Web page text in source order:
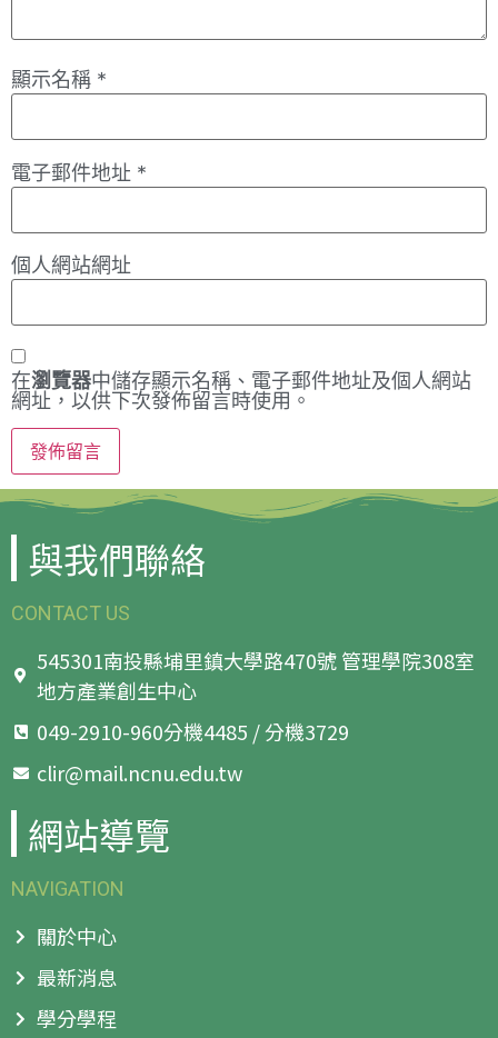
顯示名稱 *
電子郵件地址 *
個人網站網址
在瀏覽器中儲存顯示名稱、電子郵件地址及個人網站
網址，以供下次發佈留言時使用。
與我們聯絡
CONTACT US
545301南投縣埔里鎮大學路470號 管理學院308室
地方產業創生中心
049-2910-960分機4485 / 分機3729
clir@mail.ncnu.edu.tw
網站導覽
NAVIGATION
關於中心
最新消息
學分學程